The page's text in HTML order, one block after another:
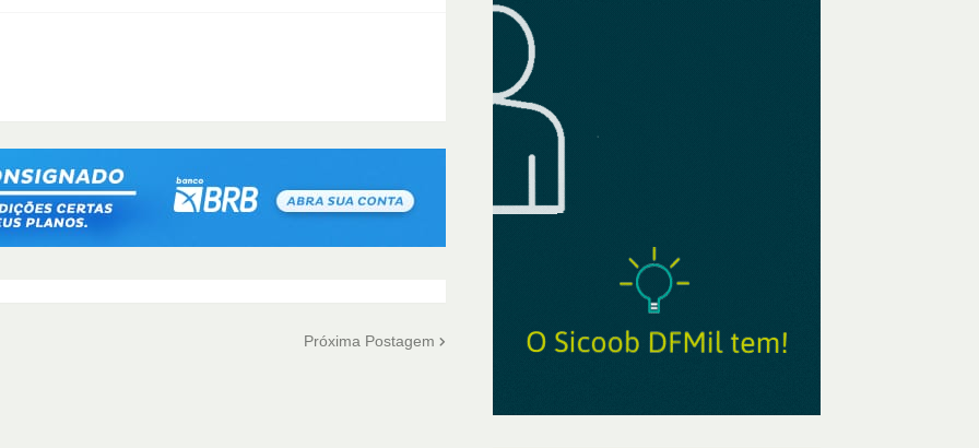
Próxima Postagem